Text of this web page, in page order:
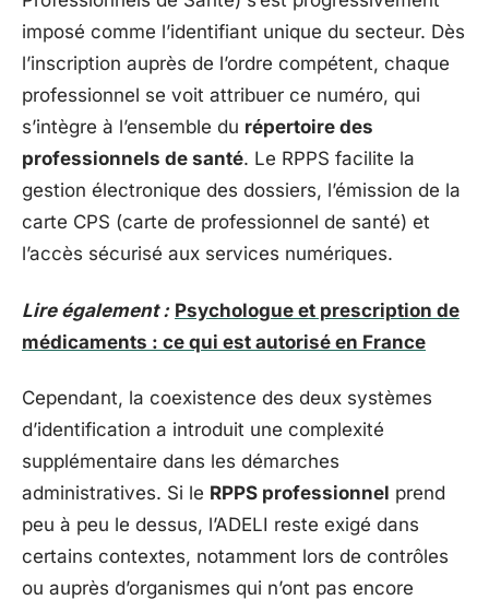
imposé comme l’identifiant unique du secteur. Dès
l’inscription auprès de l’ordre compétent, chaque
professionnel se voit attribuer ce numéro, qui
s’intègre à l’ensemble du répertoire des
professionnels de santé. Le RPPS facilite la
gestion électronique des dossiers, l’émission de la
carte CPS (carte de professionnel de santé) et
l’accès sécurisé aux services numériques.
Lire également : Psychologue et prescription de
médicaments : ce qui est autorisé en France
Cependant, la coexistence des deux systèmes
d’identification a introduit une complexité
supplémentaire dans les démarches
administratives. Si le RPPS professionnel prend
peu à peu le dessus, l’ADELI reste exigé dans
certains contextes, notamment lors de contrôles
ou auprès d’organismes qui n’ont pas encore